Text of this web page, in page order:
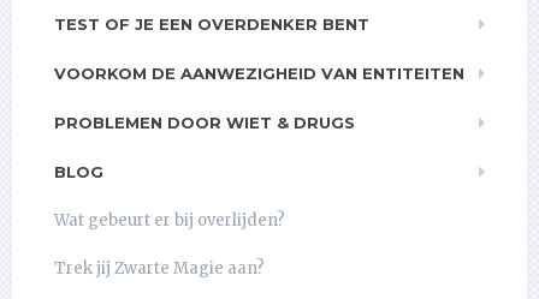
TEST OF JE EEN OVERDENKER BENT
VOORKOM DE AANWEZIGHEID VAN ENTITEITEN
PROBLEMEN DOOR WIET & DRUGS
BLOG
Wat gebeurt er bij overlijden?
Trek jij Zwarte Magie aan?